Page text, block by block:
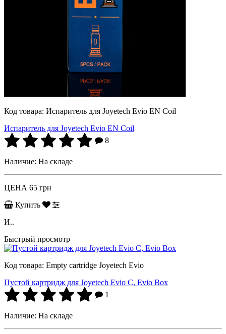
Код товара: Испаритель для Joyetech Evio EN Coil
Испаритель для Joyetech Evio EN Coil
8
Наличие: На складе
ЦЕНА 65 грн
Купить
И..
Быстрый просмотр
Код товара: Empty cartridge Joyetech Evio
Пустой картридж для Joyetech Evio C, Evio Box
1
Наличие: На складе